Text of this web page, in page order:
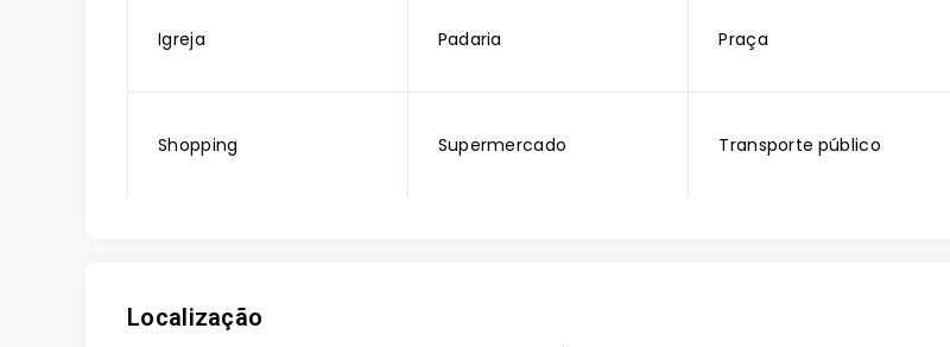
Igreja Padaria Praça
Shopping Supermercado Transporte público
Localização